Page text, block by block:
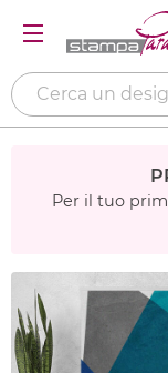
Per il tuo